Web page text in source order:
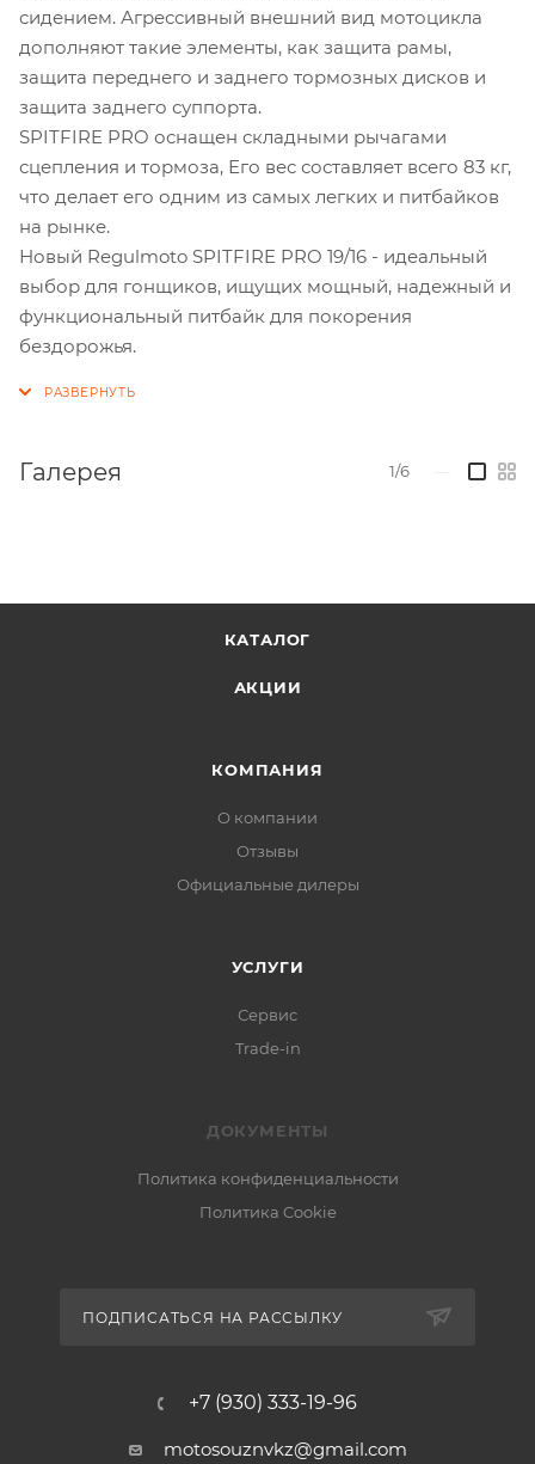
сидением. Агрессивный внешний вид мотоцикла
дополняют такие элементы, как защита рамы,
защита переднего и заднего тормозных дисков и
защита заднего суппорта.
SPITFIRE PRO оснащен складными рычагами
сцепления и тормоза, Его вес составляет всего 83 кг,
что делает его одним из самых легких и питбайков
на рынке.
Новый Regulmoto SPITFIRE PRO 19/16 - идеальный
выбор для гонщиков, ищущих мощный, надежный и
функциональный питбайк для покорения
бездорожья.
Галерея 1/6
КАТАЛОГ
АКЦИИ
КОМПАНИЯ
О компании
Отзывы
Официальные дилеры
УСЛУГИ
Сервис
Trade-in
ДОКУМЕНТЫ
Политика конфиденциальности
Политика Cookie
ПОДПИСАТЬСЯ НА РАССЫЛКУ
+7 (930) 333-19-96
motosouznvkz@gmail.com